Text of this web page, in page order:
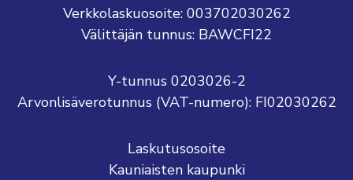
Verkkolaskuosoite: 003702030262
Välittäjän tunnus: BAWCFI22
Y-tunnus 0203026-2
Arvonlisäverotunnus (VAT-numero): FI02030262
Laskutusosoite
Kauniaisten kaupunki